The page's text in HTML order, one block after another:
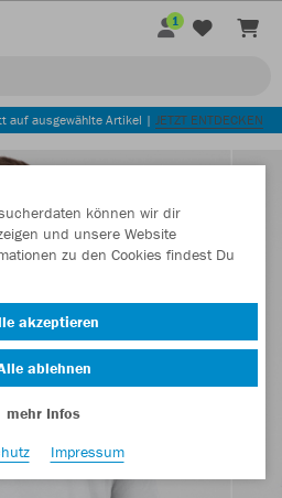
1
auf ausgewählte Artikel | JETZT ENTDECKEN
können wir dir
und unsere Website
zu den Cookies findest Du
akzeptieren
ablehnen
mehr Infos
Impressum